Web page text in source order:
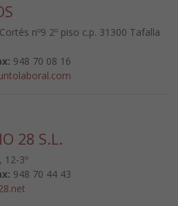
nº9 2º piso c.p. 31300 Tafalla
948 70 08 16
28 S.L.
12-3º
948 70 44 43